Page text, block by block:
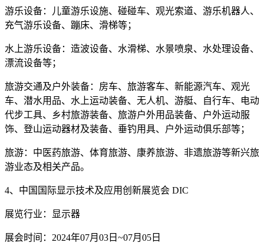
游乐设备：儿童游乐设施、碰碰车、观光索道、游乐机器人、
充气游乐设备、蹦床、滑梯等；
水上游乐设备：造波设备、水滑梯、水景喷泉、水处理设备、
漂流设备等；
旅游交通及户外装备：房车、旅游客车、新能源汽车、观光
车、潜水用品、水上运动装备、无人机、游艇、自行车、电动
代步工具、乡村旅游装备、旅游户外用品装备、户外运动服
饰、登山运动器材及装备、垂钓用具、户外运动俱乐部等；
旅游：中医药旅游、体育旅游、康养旅游、非遗旅游等新兴旅
游业态及相关产品。
4、中国国际显示技术及应用创新展览会 DIC
展览行业：显示器
展会时间：2024年07月03日~07月05日